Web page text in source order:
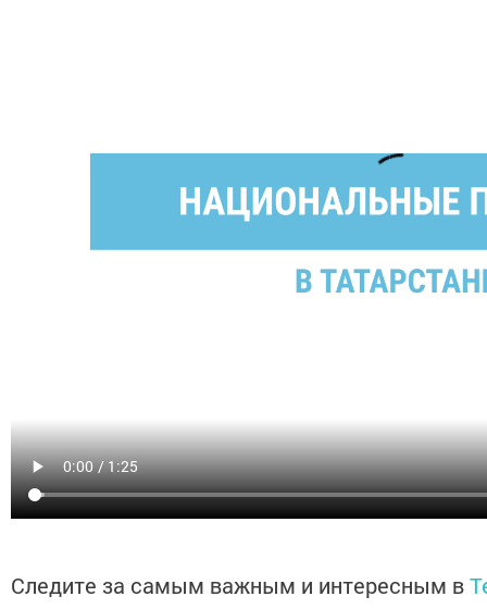
Следите за самым важным и интересным в